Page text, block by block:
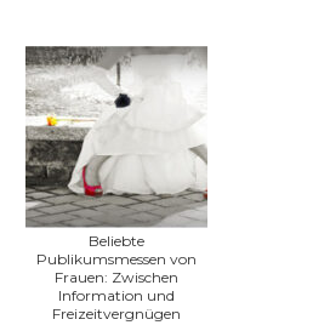
Beliebte
Publikumsmessen von
Frauen: Zwischen
Information und
Freizeitvergnügen